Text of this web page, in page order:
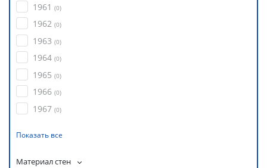
1961 (0)
1962 (0)
1963 (0)
1964 (0)
1965 (0)
1966 (0)
1967 (0)
Показать все
Материал стен